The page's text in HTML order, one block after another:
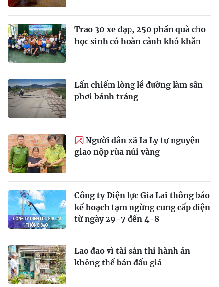
Trao 30 xe đạp, 250 phần quà cho
học sinh có hoàn cảnh khó khăn
Lấn chiếm lòng lề đường làm sân
phơi bánh tráng
Người dân xã Ia Ly tự nguyện
giao nộp rùa núi vàng
Công ty Điện lực Gia Lai thông báo
kế hoạch tạm ngừng cung cấp điện
từ ngày 29-7 đến 4-8
Lao đao vì tài sản thi hành án
không thể bán đấu giá